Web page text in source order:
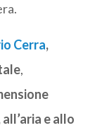
Cerra,
,
e allo